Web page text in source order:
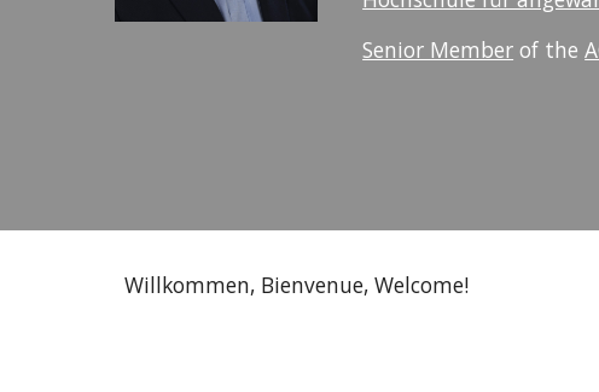
Senior Member of the
Willkommen, Bienvenue, Welcome!